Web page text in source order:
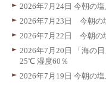
2026年7月24日 今朝の
2026年7月23日 今朝
2026年7月22日 今朝
2026年7月20日 「海の
25℃ 湿度60％
2026年7月19日 今朝の